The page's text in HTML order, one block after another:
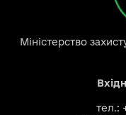
Міністерство
тел.: